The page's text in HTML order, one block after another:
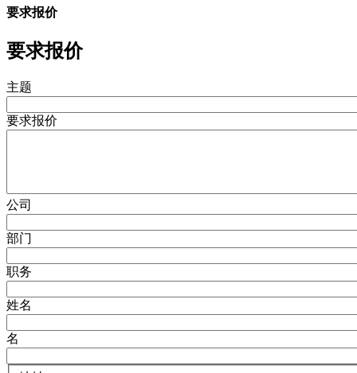
要求报价
要求报价
主题
要求报价
公司
部门
职务
姓名
名